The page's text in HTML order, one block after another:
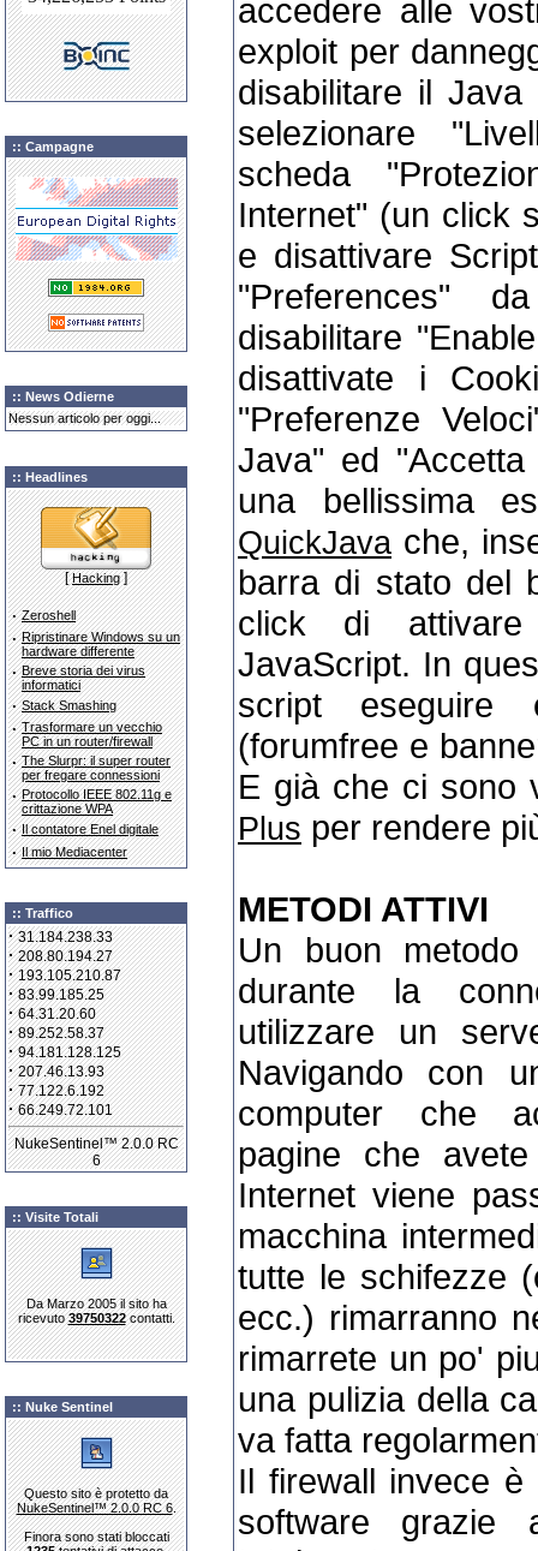
:: Campagne
:: News Odierne
Nessun articolo per oggi...
:: Headlines
[Hacking]
· Zeroshell
· Ripristinare Windows su un
hardware differente
· Breve storia dei virus
informatici
· Stack Smashing
· Trasformare un vecchio
PC in un router/firewall
· The Slurpr: il super router
per fregare connessioni
· Protocollo IEEE 802.11g e
crittazione WPA
· Il contatore Enel digitale
· Il mio Mediacenter
:: Traffico
·31.184.238.33
·208.80.194.27
·193.105.210.87
·83.99.185.25
·64.31.20.60
·89.252.58.37
·94.181.128.125
·207.46.13.93
·77.122.6.192
·66.249.72.101
NukeSentinel™ 2.0.0 RC
6
:: Visite Totali
Da Marzo 2005 il sito ha
ricevuto39750322contatti.
:: Nuke Sentinel
Questo sito è protetto da
NukeSentinel™ 2.0.0 RC 6.
Finora sono stati bloccati
accedere alle
exploit per
disabilitare il
selezionare
scheda
Internet" (un click
e disattivare
"Preferences"
disabilitare
disattivate i
"Preferenze
Java" ed
una bellissima
QuickJava che,
barra di stato del
click di
JavaScript. In
script eseguire
(forumfree e
E già che ci sono
Plus per rendere
METODI ATTIVI
Un buon
durante la
utilizzare un
Navigando con
computer che
pagine che
Internet viene
macchina
tutte le schifezze
ecc.) rimarranno
rimarrete un po'
una pulizia della
va fatta
Il firewall invece
software